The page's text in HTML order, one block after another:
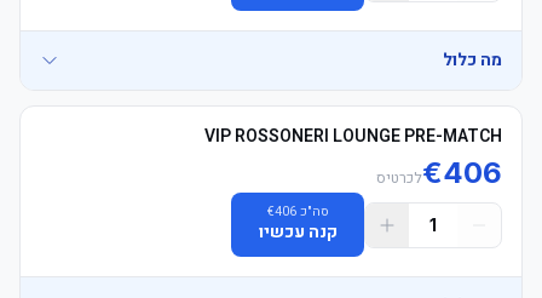
	• Early arrival recommended to avoid queues
מה כלול
VIP ROSSONERI LOUNGE PRE-MATCH
€406 לכרטיס
1
סה"כ €406
קנה עכשיו